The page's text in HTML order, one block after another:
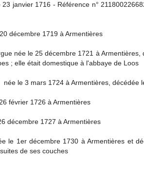
janvier 1716 - Référence n°
décembre 1719 à Armentières
née le 25 décembre 1721 à
; elle était domestique à l'abbaye de Loos
le 3 mars 1724 à Armentières, décédée
février 1726 à Armentières
décembre 1727 à Armentières
le 1er décembre 1730 à Armentières et
de ses couches